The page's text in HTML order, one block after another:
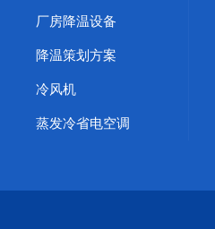
厂房降温设备
降温策划方案
冷风机
蒸发冷省电空调